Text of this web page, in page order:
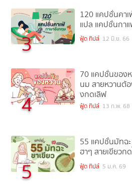
3
120 แคปชั่นคา
แปล แคปชั่นกา
ฟู้ด ทิปส์ 12 มิ.ย. 66
4
70 แคปชั่นของ
นม สายหวานต้
งกดเลิฟ
ฟู้ด ทิปส์ 13 ก.พ. 68
5
55 แคปชั่นมัทฉ
ฮาๆ สายเขียวก
ฟู้ด ทิปส์ 5 ม.ค. 69